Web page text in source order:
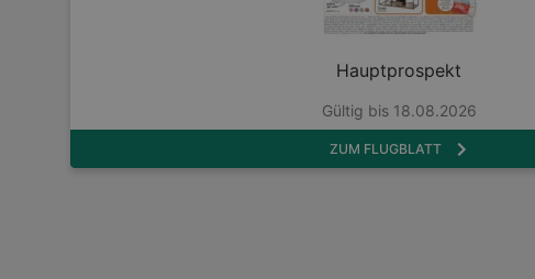
Hauptprospekt
Gültig bis 18.08.2026
ZUM FLUGBLATT